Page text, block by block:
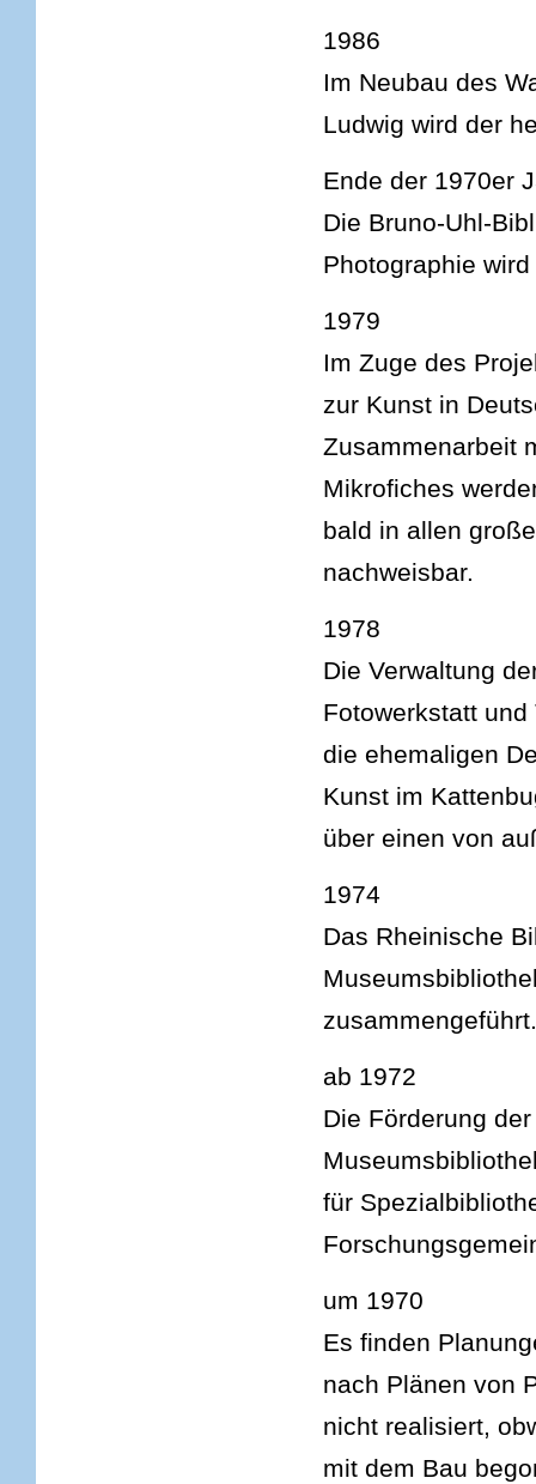
1986
Im Neubau des
Ludwig wird der
Ende der 1970er
Die Bruno-Uhl-
Photographie
1979
Im Zuge des
zur Kunst in
Zusammenarbeit
Mikrofiches
bald in allen
nachweisbar.
1978
Die Verwaltung
Fotowerkstatt
die ehemaligen
Kunst im
über einen von
1974
Das Rheinische
zusammengeführt.
ab 1972
Die Förderung
für
um 1970
Es finden
nach Plänen von
nicht realisiert,
mit dem Bau